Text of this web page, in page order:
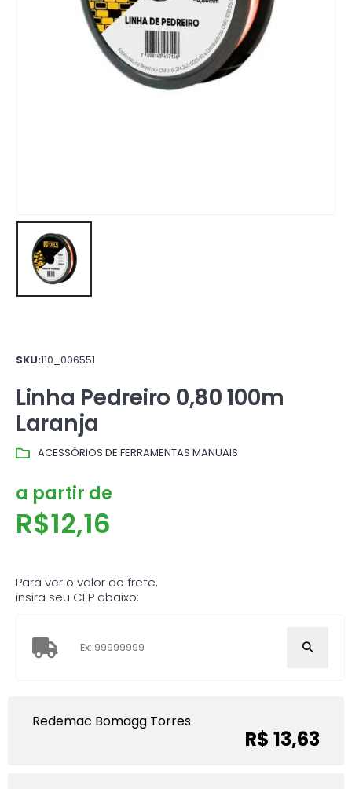
SKU:110_006551
Linha Pedreiro 0,80 100m
Laranja
ACESSÓRIOS DE FERRAMENTAS MANUAIS
a partir de
R$12,16
Para ver o valor do frete,
insira seu CEP abaixo:
Redemac Bomagg Torres
R$ 13,63